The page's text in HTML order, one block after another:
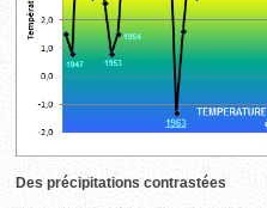
Des précipitations contrastées